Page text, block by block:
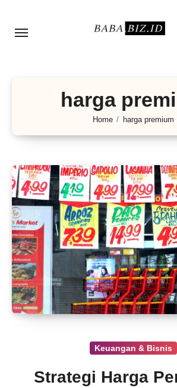
harga
Home harga premium
Keuangan & Bisnis
Strategi Harga